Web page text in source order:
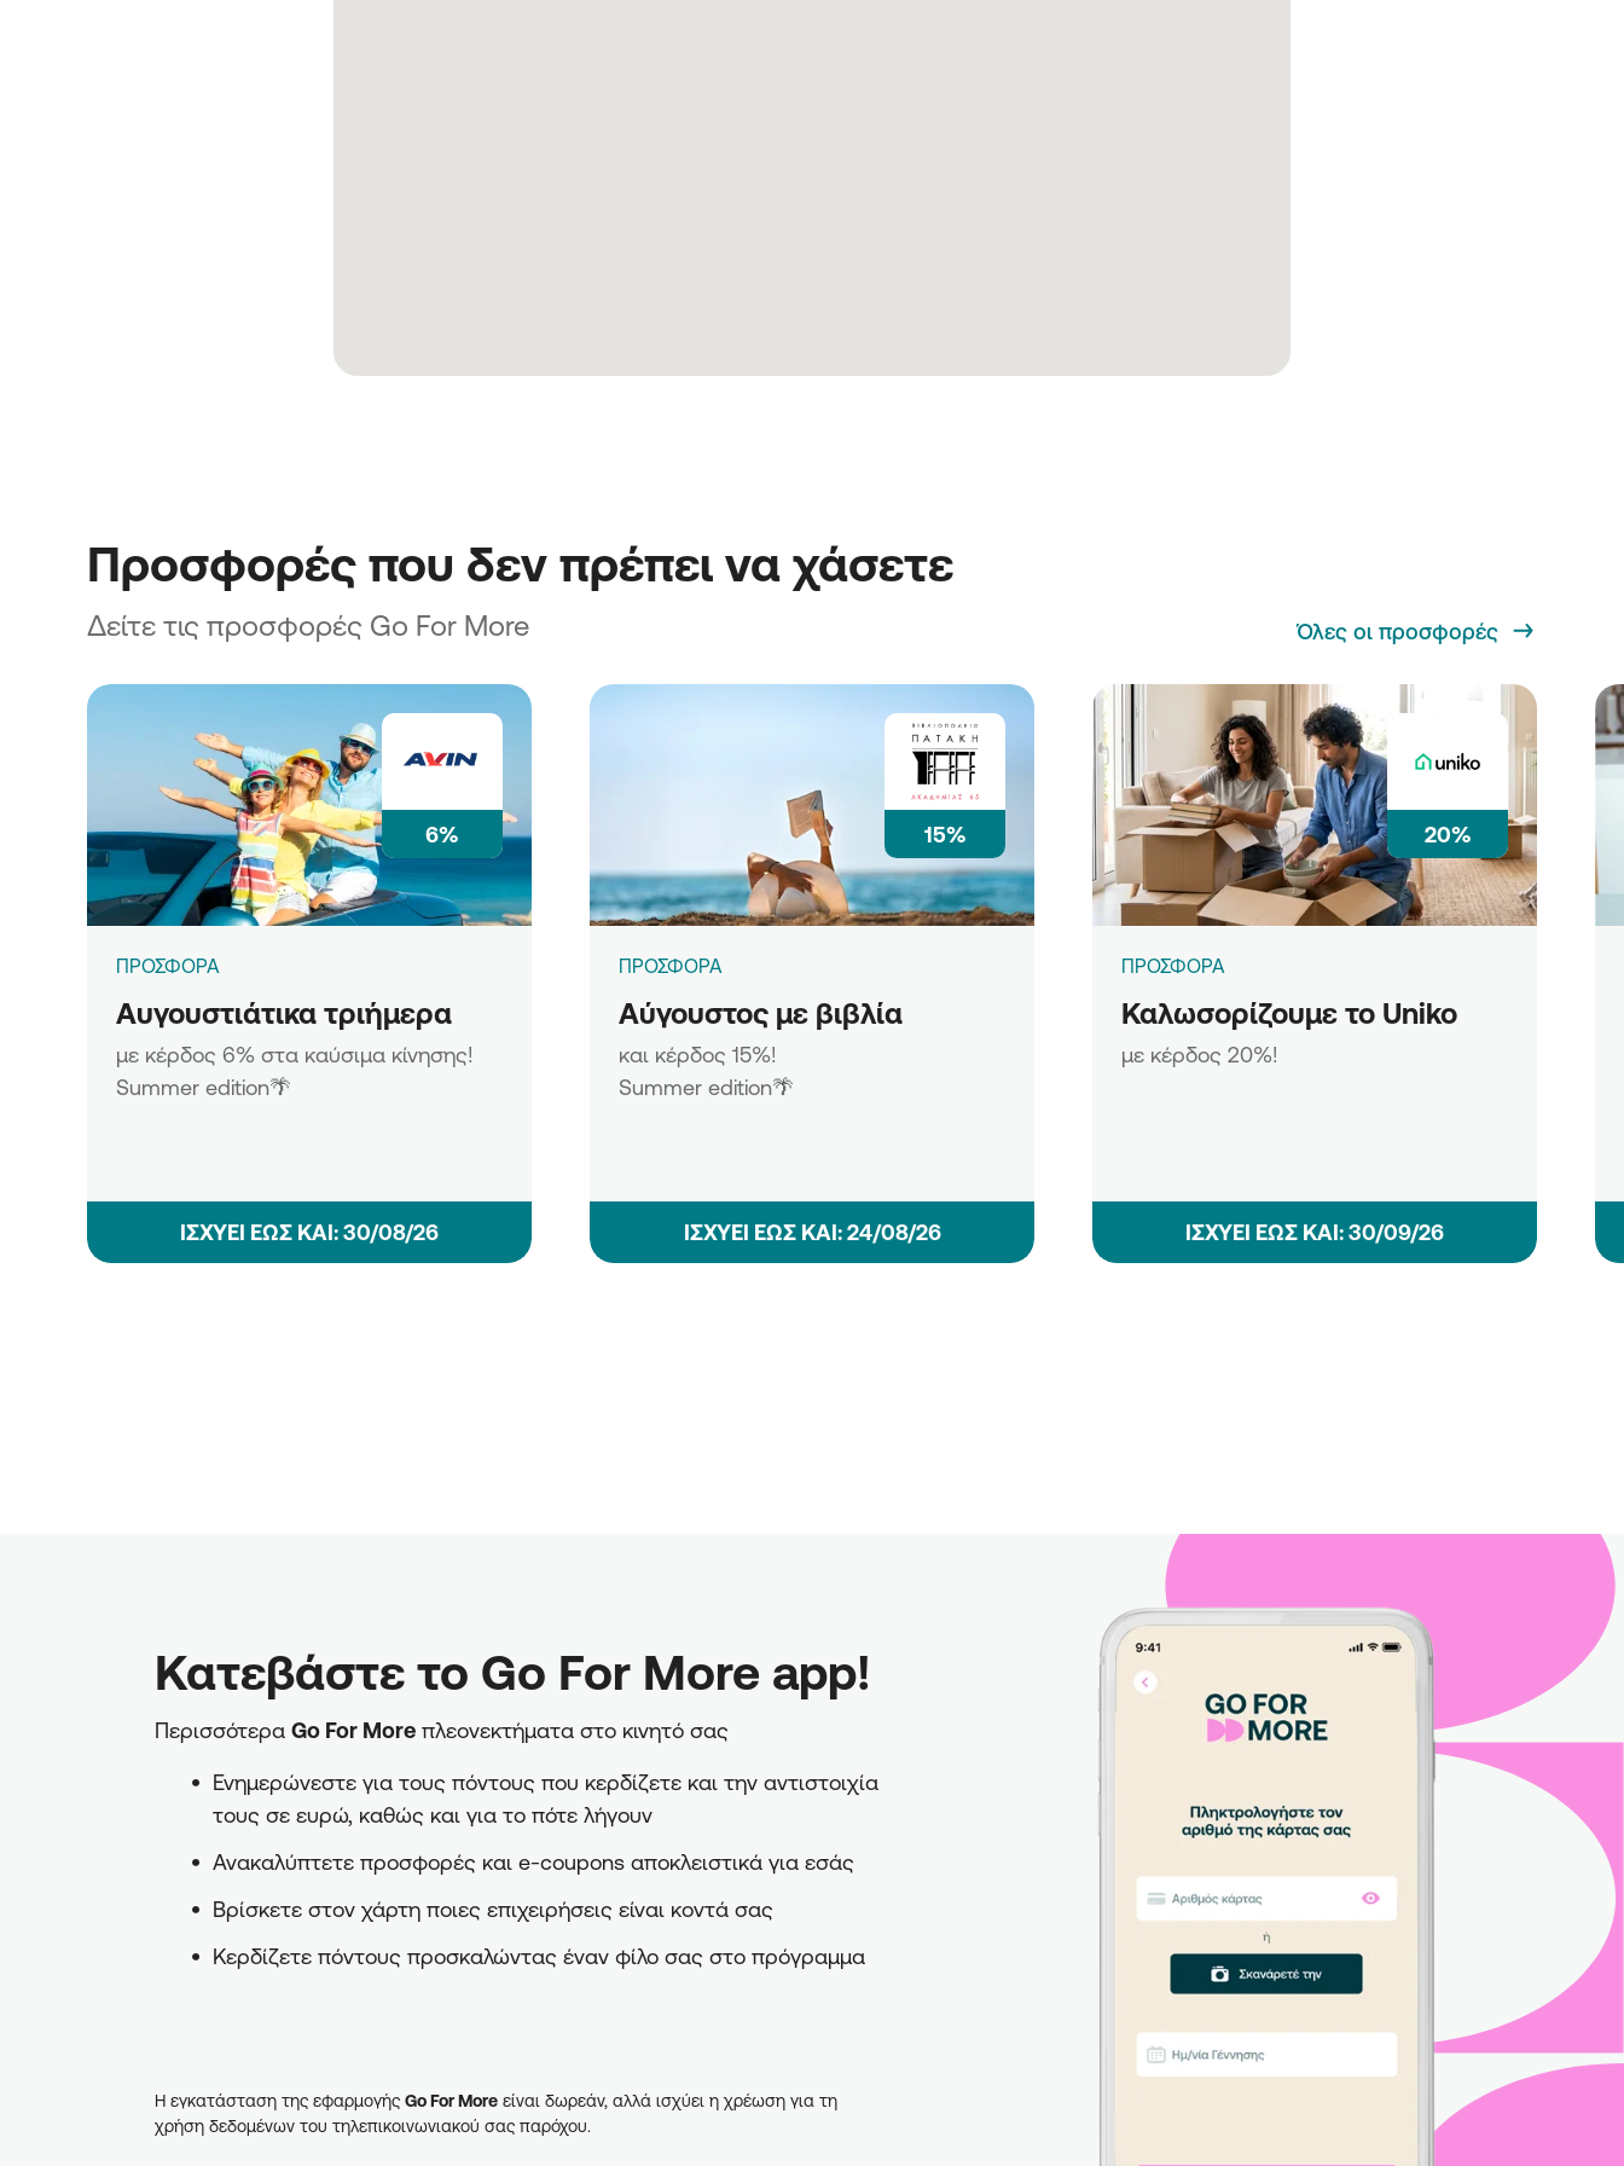
Προσφορές που δεν πρέπει να χάσετε
Δείτε τις προσφορές Go For More Όλες οι προσφορές
6%
ΠΡΟΣΦΟΡΑ
Αυγουστιάτικα τριήμερα
με κέρδος 6% στα καύσιμα κίνησης!
Summer edition🌴
ΙΣΧΥΕΙ ΕΩΣ ΚΑΙ: 30/08/26
15%
ΠΡΟΣΦΟΡΑ
Αύγουστος με βιβλία
και κέρδος 15%!
Summer edition🌴
ΙΣΧΥΕΙ ΕΩΣ ΚΑΙ: 24/08/26
20%
ΠΡΟΣΦΟΡΑ
Καλωσορίζουμε το Uniko
με κέρδος 20%!
ΙΣΧΥΕΙ ΕΩΣ ΚΑΙ: 30/09/26
Κατεβάστε το Go For More app!
Περισσότερα Go For More πλεονεκτήματα στο κινητό σας
Ενημερώνεστε για τους πόντους που κερδίζετε και την αντιστοιχία
τους σε ευρώ, καθώς και για το πότε λήγουν
Ανακαλύπτετε προσφορές και e-coupons αποκλειστικά για εσάς
Βρίσκετε στον χάρτη ποιες επιχειρήσεις είναι κοντά σας
Κερδίζετε πόντους προσκαλώντας έναν φίλο σας στο πρόγραμμα
Η εγκατάσταση της εφαρμογής Go For More είναι δωρεάν, αλλά ισχύει η χρέωση για τη
χρήση δεδομένων του τηλεπικοινωνιακού σας παρόχου.